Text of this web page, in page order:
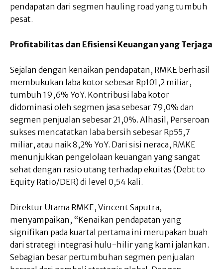
pendapatan dari segmen hauling road yang tumbuh
pesat.
Profitabilitas dan Efisiensi Keuangan yang Terjaga
Sejalan dengan kenaikan pendapatan, RMKE berhasil
membukukan laba kotor sebesar Rp101,2 miliar,
tumbuh 19,6% YoY. Kontribusi laba kotor
didominasi oleh segmen jasa sebesar 79,0% dan
segmen penjualan sebesar 21,0%. Alhasil, Perseroan
sukses mencatatkan laba bersih sebesar Rp55,7
miliar, atau naik 8,2% YoY. Dari sisi neraca, RMKE
menunjukkan pengelolaan keuangan yang sangat
sehat dengan rasio utang terhadap ekuitas (Debt to
Equity Ratio/DER) di level 0,54 kali.
Direktur Utama RMKE, Vincent Saputra,
menyampaikan, “Kenaikan pendapatan yang
signifikan pada kuartal pertama ini merupakan buah
dari strategi integrasi hulu-hilir yang kami jalankan.
Sebagian besar pertumbuhan segmen penjualan